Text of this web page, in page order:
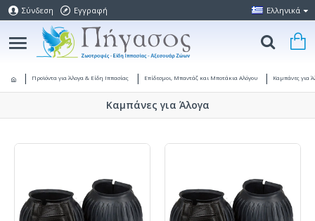
Σύνδεση Εγγραφή Ελληνικά
Προϊόντα για Άλογα & Είδη Ιππασίας Επίδεσμοι, Μπαντάζ και Μποτάκια Αλόγου Καμπάνες για
Καμπάνες για Άλογα